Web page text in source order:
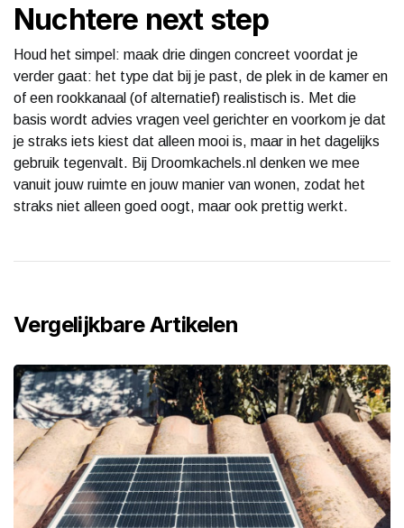
Nuchtere next step
Houd het simpel: maak drie dingen concreet voordat je
verder gaat: het type dat bij je past, de plek in de kamer en
of een rookkanaal (of alternatief) realistisch is. Met die
basis wordt advies vragen veel gerichter en voorkom je dat
je straks iets kiest dat alleen mooi is, maar in het dagelijks
gebruik tegenvalt. Bij Droomkachels.nl denken we mee
vanuit jouw ruimte en jouw manier van wonen, zodat het
straks niet alleen goed oogt, maar ook prettig werkt.
Vergelijkbare Artikelen